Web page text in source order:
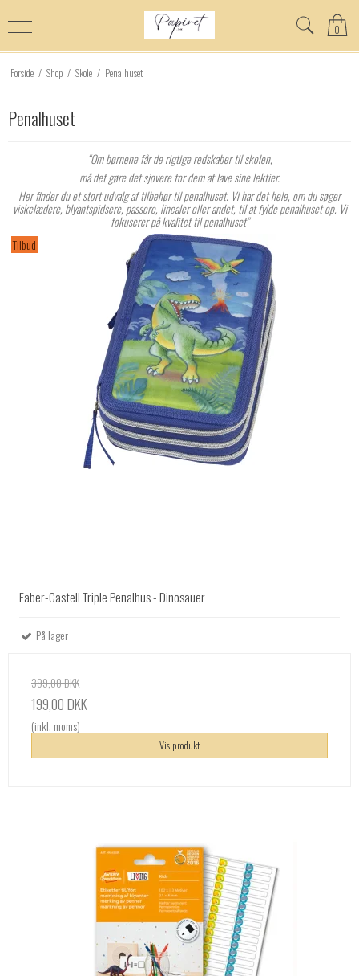
0
Forside / Shop / Skole / Penalhuset
Penalhuset
“Om børnene får de rigtige redskaber til skolen,
må det gøre det sjovere for dem at lave sine lektier.
Her finder du et stort udvalg af tilbehør til penalhuset. Vi har det hele, om du søger
viskelædere, blyantspidsere, passere, linealer eller andet, til at fylde penalhuset op. Vi
fokuserer på kvalitet til penalhuset”
Tilbud
Faber-Castell Triple Penalhus - Dinosauer
På lager
399,00 DKK
199,00 DKK
(inkl. moms)
Vis produkt